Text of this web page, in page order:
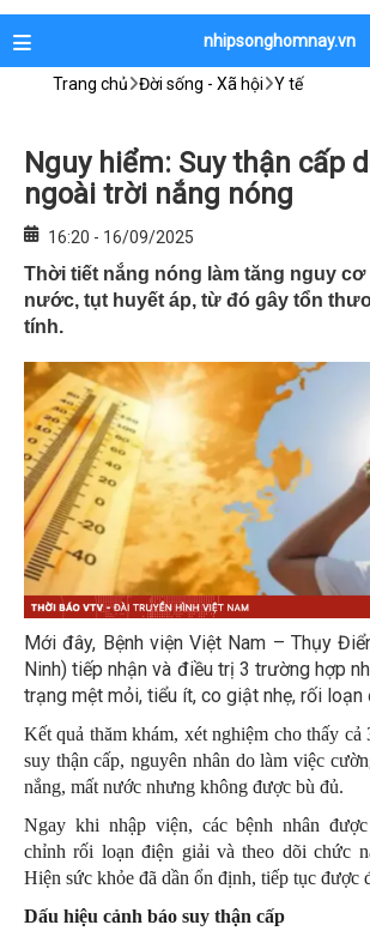
nhipsonghomnay.vn
Trang chủ Đời sống - Xã hội Y tế
Nguy hiểm: Suy thận cấp
ngoài trời nắng nóng
16:20 - 16/09/2025
Thời tiết nắng nóng làm tăng nguy cơ
nước, tụt huyết áp, từ đó gây tổn
tính.
Mới đây, Bệnh viện Việt Nam – Thụy
Ninh) tiếp nhận và điều trị 3 trường hợp
trạng mệt mỏi, tiểu ít, co giật nhẹ, rối loạn
Kết quả thăm khám, xét nghiệm cho thấy cả
suy thận cấp, nguyên nhân do làm việc
nắng, mất nước nhưng không được bù đủ.
Ngay khi nhập viện, các bệnh nhân
chỉnh rối loạn điện giải và theo dõi chức
Hiện sức khỏe đã dần ổn định, tiếp tục được
Dấu hiệu cảnh báo suy thận cấp